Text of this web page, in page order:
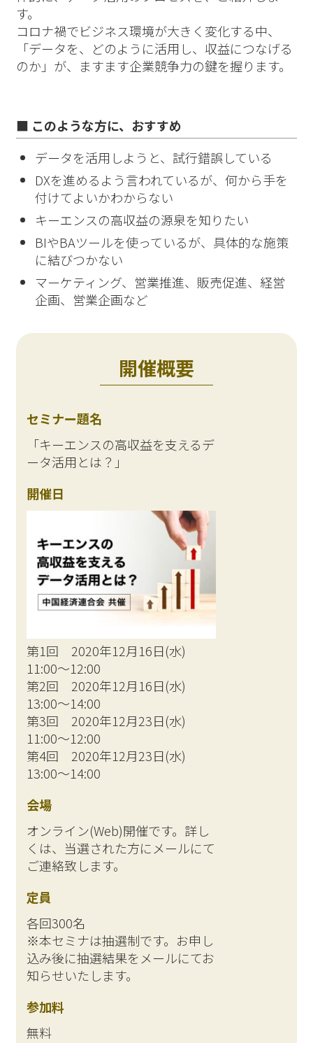
す。
コロナ禍でビジネス環境が大きく変化する中、
「データを、どのように活用し、収益につなげる
のか」が、ますます企業競争力の鍵を握ります。
■ このような方に、おすすめ
データを活用しようと、試行錯誤している
DXを進めるよう言われているが、何から手を
付けてよいかわからない
キーエンスの高収益の源泉を知りたい
BIやBAツールを使っているが、具体的な施策
に結びつかない
マーケティング、営業推進、販売促進、経営
企画、営業企画など
開催概要
セミナー題名
「キーエンスの高収益を支えるデ
ータ活用とは？」
開催日
第1回 2020年12月16日(水)
11:00～12:00
第2回 2020年12月16日(水)
13:00～14:00
第3回 2020年12月23日(水)
11:00～12:00
第4回 2020年12月23日(水)
13:00～14:00
会場
オンライン(Web)開催です。詳し
くは、当選された方にメールにて
ご連絡致します。
定員
各回300名
※本セミナは抽選制です。お申し
込み後に抽選結果をメールにてお
知らせいたします。
参加料
無料